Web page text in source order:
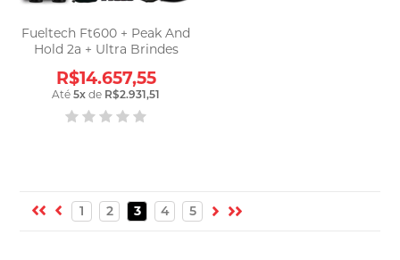
Fueltech Ft600 + Peak And
Hold 2a + Ultra Brindes
R$14.657,55
Até5x de R$2.931,51
1 2 3 4 5